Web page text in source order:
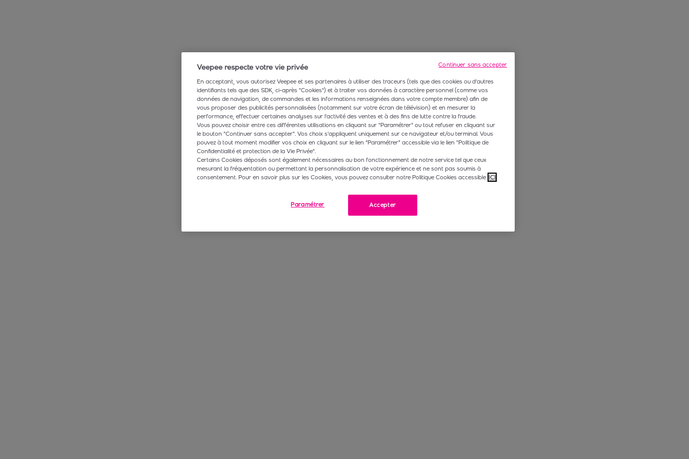
Veepee respecte votre vie privée
En acceptant, vous autorisez Veepee et ses partenaires à utiliser des traceurs (tels que des cookies ou d'autres
identifiants tels que des SDK, ci-après "Cookies") et à traiter vos données à caractère personnel (comme vos
données de navigation, de commandes et les informations renseignées dans votre compte membre) afin de
vous proposer des publicités personnalisées (notamment sur votre écran de télévision) et en mesurer la
performance, effectuer certaines analyses sur l'activité des ventes et à des fins de lutte contre la fraude.
Vous pouvez choisir entre ces différentes utilisations en cliquant sur "Paramétrer" ou tout refuser en cliquant sur
le bouton "Continuer sans accepter". Vos choix s'appliquent uniquement sur ce navigateur et/ou terminal. Vous
pouvez à tout moment modifier vos choix en cliquant sur le lien “Paramétrer” accessible via le lien "Politique de
Confidentialité et protection de la Vie Privée".
Certains Cookies déposés sont également nécessaires au bon fonctionnement de notre service tel que ceux
mesurant la fréquentation ou permettant la personnalisation de votre expérience et ne sont pas soumis à
consentement. Pour en savoir plus sur les Cookies, vous pouvez consulter notre Politique Cookies accessible ICI
Accepter
Paramétrer
Continuer sans accepter